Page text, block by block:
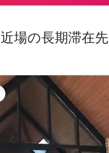
近場の長期滞在先